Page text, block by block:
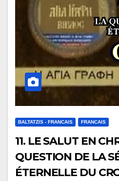
BALTATZIS - FRANCAIS FRANCAIS
11. LE SALUT EN
QUESTION DE LA
ÉTERNELLE DU